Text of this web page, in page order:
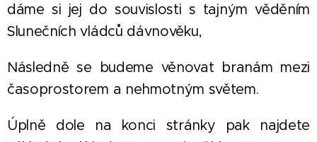
dáme si jej do souvislosti s tajným věděním
Slunečních vládců dávnověku,
Následně se budeme věnovat branám mezi
časoprostorem a nehmotným světem.
Úplně dole na konci stránky pak najdete